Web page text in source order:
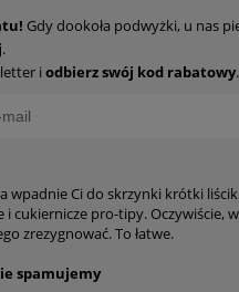
Gdy dookoła podwyżki, u nas
.
i odbierz swój kod rabatowy.
wpadnie Ci do skrzynki krótki
cukiernicze pro-tipy. Oczywiście,
możesz z niego zrezygnować. To łatwe.
spamujemy